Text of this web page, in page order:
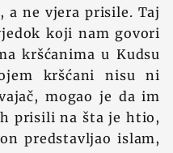
a ne vjera prisile. Taj
koji nam govori
kršćanima u Kudsu
kršćani nisu ni
mogao je da im
prisili na šta je htio,
predstavljao islam,